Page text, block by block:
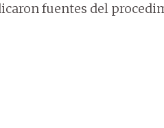
fuentes del